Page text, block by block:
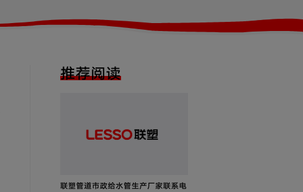
推荐阅读
联塑管道市政给水管生产厂家联系电